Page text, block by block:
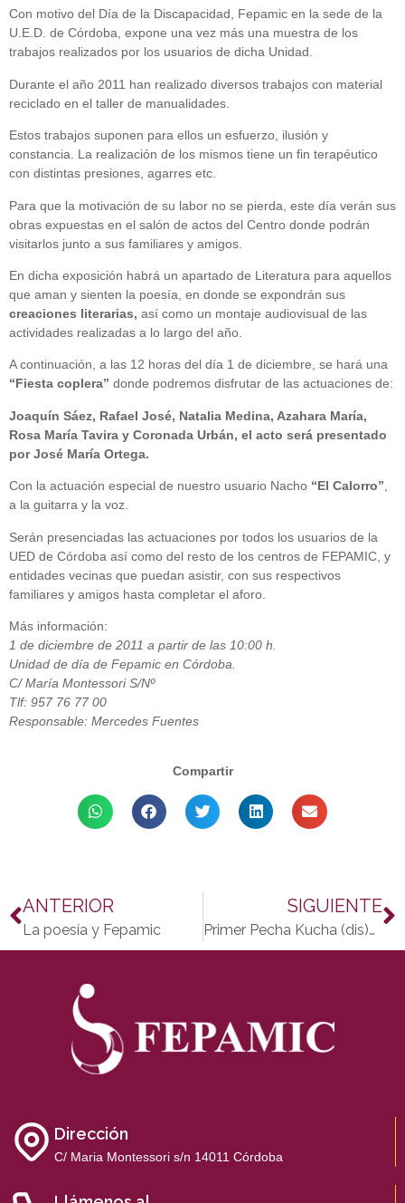
Con motivo del Día de la Discapacidad, Fepamic en la sede de la
U.E.D. de Córdoba, expone una vez más una muestra de los
trabajos realizados por los usuarios de dicha Unidad.
Durante el año 2011 han realizado diversos trabajos con material
reciclado en el taller de manualidades.
Estos trabajos suponen para ellos un esfuerzo, ilusión y
constancia. La realización de los mismos tiene un fin terapéutico
con distintas presiones, agarres etc.
Para que la motivación de su labor no se pierda, este día verán sus
obras expuestas en el salón de actos del Centro donde podrán
visitarlos junto a sus familiares y amigos.
En dicha exposición habrá un apartado de Literatura para aquellos
que aman y sienten la poesía, en donde se expondrán sus
creaciones literarias, así como un montaje audiovisual de las
actividades realizadas a lo largo del año.
A continuación, a las 12 horas del día 1 de diciembre, se hará una
“Fiesta coplera” donde podremos disfrutar de las actuaciones de:
Joaquín Sáez, Rafael José, Natalia Medina, Azahara María,
Rosa María Tavira y Coronada Urbán, el acto será presentado
por José María Ortega.
Con la actuación especial de nuestro usuario Nacho “El Calorro”
a la guitarra y la voz.
Serán presenciadas las actuaciones por todos los usuarios de la
UED de Córdoba así como del resto de los centros de FEPAMIC, y
entidades vecinas que puedan asistir, con sus respectivos
familiares y amigos hasta completar el aforo.
Más información:
1 de diciembre de 2011 a partir de las 10:00 h.
Unidad de día de Fepamic en Córdoba.
C/ María Montessori S/Nº
Tlf: 957 76 77 00
Responsable: Mercedes Fuentes
Compartir
ANTERIOR
La poesía y Fepamic
SIGUIENTE
Primer Pecha Kucha (dis)capacidad Córdoba, organizado por la Delegación de igualdad y bienestar social en Fepamic
Dirección
C/ Maria Montessori s/n 14011 Córdoba